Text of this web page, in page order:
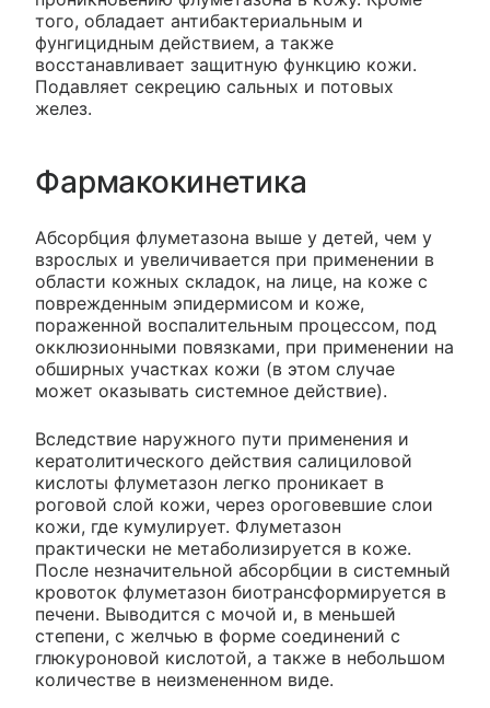
того, обладает антибактериальным и
фунгицидным действием, а также
восстанавливает защитную функцию кожи.
Подавляет секрецию сальных и потовых
желез.
Фармакокинетика
Абсорбция флуметазона выше у детей, чем у
взрослых и увеличивается при применении в
области кожных складок, на лице, на коже с
поврежденным эпидермисом и коже,
пораженной воспалительным процессом, под
окклюзионными повязками, при применении на
обширных участках кожи (в этом случае
может оказывать системное действие).
Вследствие наружного пути применения и
кератолитического действия салициловой
кислоты флуметазон легко проникает в
роговой слой кожи, через ороговевшие слои
кожи, где кумулирует. Флуметазон
практически не метаболизируется в коже.
После незначительной абсорбции в системный
кровоток флуметазон биотрансформируется в
печени. Выводится с мочой и, в меньшей
степени, с желчью в форме соединений с
глюкуроновой кислотой, а также в небольшом
количестве в неизмененном виде.